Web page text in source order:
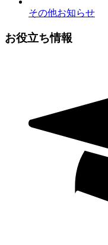
その他お知らせ
お役立ち情報